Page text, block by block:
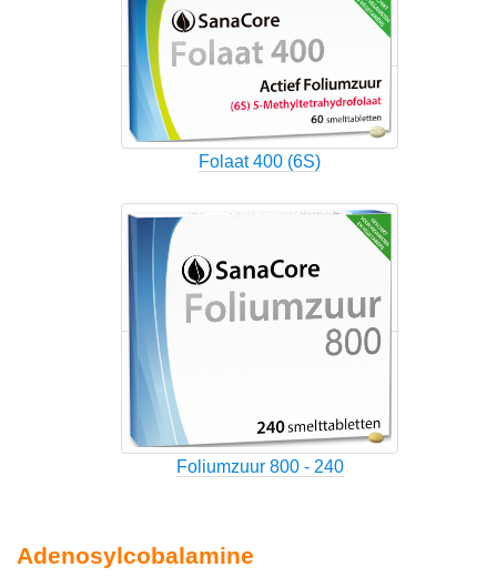
Folaat 400 (6S)
Foliumzuur 800 - 240
Adenosylcobalamine